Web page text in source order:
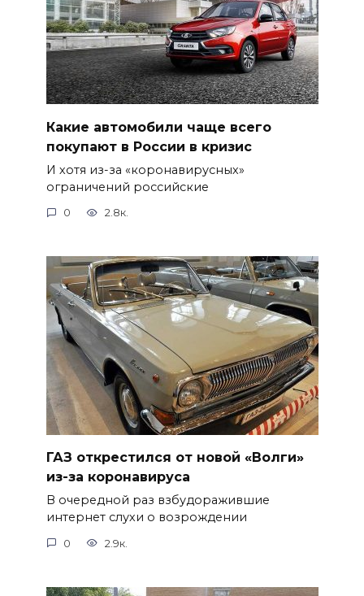
Какие автомобили чаще всего
покупают в России в кризис
И хотя из-за «коронавирусных»
ограничений российские
0 2.8к.
ГАЗ открестился от новой «Волги»
из-за коронавируса
В очередной раз взбудоражившие
интернет слухи о возрождении
0 2.9к.